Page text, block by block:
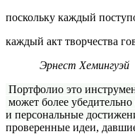
поскольку каждый
каждый акт творчества
Эрнест Хемингуэй
Портфолио это
может более
и персональные
проверенные идеи,